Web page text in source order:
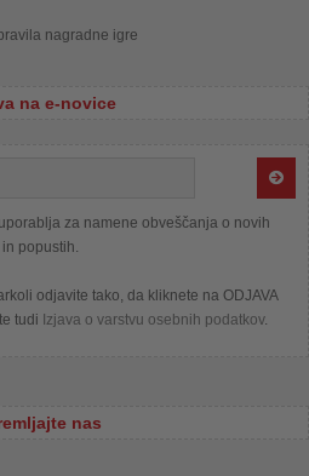
nagradne igre
na e-novice
za namene obveščanja o novih
popustih.
odjavite tako, da kliknete na ODJAVA
tudi Izjava o varstvu osebnih podatkov.
nas